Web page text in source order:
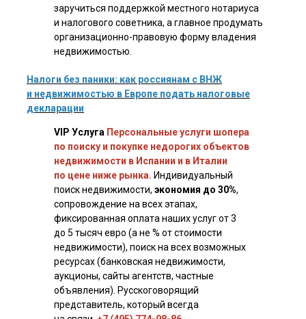
заручиться поддержкой местного нотариуса
и налогового советника, а главное продумать
организационно-правовую форму владения
недвижимостью.
Налоги без паники: как россиянам с ВНЖ
и недвижимостью в Европе подать налоговые
декларации
VIP Услуга Персональные услуги шопера
по поиску и покупке недорогих объектов
недвижимости в Испании и в Италии
по цене ниже рынка. Индивидуальный
поиск недвижимости, экономия до 30%,
сопровождение на всех этапах,
фиксированная оплата наших услуг от 3
до 5 тысяч евро (а не % от стоимости
недвижимости), поиск на всех возможных
ресурсах (банковская недвижимости,
аукционы, сайты агентств, частные
объявления). Русскоговорящий
представитель, который всегда